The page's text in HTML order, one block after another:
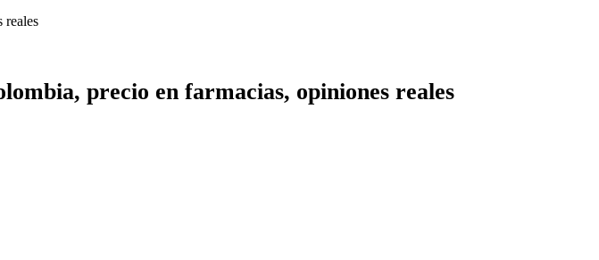
reales
precio en farmacias, opiniones reales